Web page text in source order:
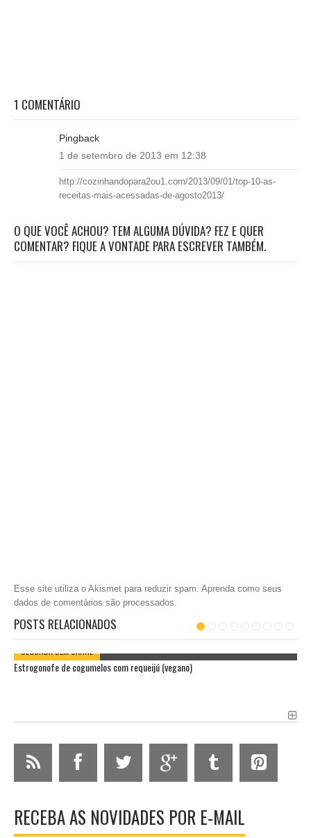
1 COMENTÁRIO
Pingback
1 de setembro de 2013 em 12:38
http://cozinhandopara2ou1.com/2013/09/01/top-10-as-
receitas-mais-acessadas-de-agosto2013/
O QUE VOCÊ ACHOU? TEM ALGUMA DÚVIDA? FEZ E QUER
COMENTAR? FIQUE A VONTADE PARA ESCREVER TAMBÉM.
Esse site utiliza o Akismet para reduzir spam. Aprenda como seus
dados de comentários são processados.
POSTS RELACIONADOS
SEGUNDA SEM CARNE
Estrogonofe de cogumelos com requeijú (vegano)
RECEBA AS NOVIDADES POR E-MAIL